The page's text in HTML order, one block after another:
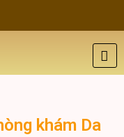
khám Da